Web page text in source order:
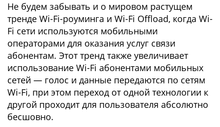
Не будем забывать и о мировом растущем
тренде Wi-Fi-роуминга и Wi-Fi Offload, когда Wi-
Fi сети используются мобильными
операторами для оказания услуг связи
абонентам. Этот тренд также увеличивает
использование Wi-Fi абонентами мобильных
сетей — голос и данные передаются по сетям
Wi-Fi, при этом переход от одной технологии к
другой проходит для пользователя абсолютно
бесшовно.